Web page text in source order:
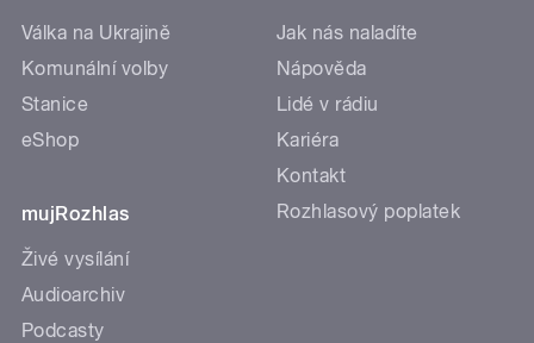
Válka na Ukrajině
Komunální volby
Stanice
eShop
mujRozhlas
Živé vysílání
Audioarchiv
Podcasty
Jak nás naladíte
Nápověda
Lidé v rádiu
Kariéra
Kontakt
Rozhlasový poplatek